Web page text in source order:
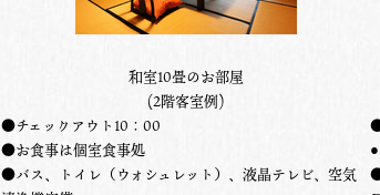
和室10畳のお部屋
(2階客室例)
●チェックアウト10：00
●お食事は個室食事処
●バス、トイレ（ウォシュレット）、液晶テレビ、空気